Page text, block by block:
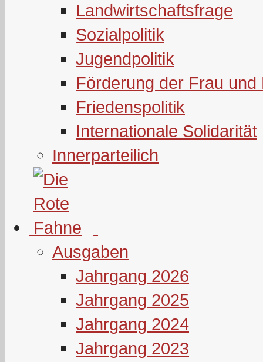
Landwirtschaftsfrage
Sozialpolitik
Jugendpolitik
Förderung der Frau und
Friedenspolitik
Internationale Solidarität
Innerparteilich
Ausgaben
Jahrgang 2026
Jahrgang 2025
Jahrgang 2024
Jahrgang 2023